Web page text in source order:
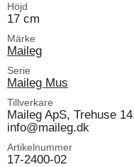
Höjd
17 cm
Märke
Maileg
Serie
Maileg Mus
Tillverkare
Maileg ApS, Trehuse
info@maileg.dk
Artikelnummer
17-2400-02